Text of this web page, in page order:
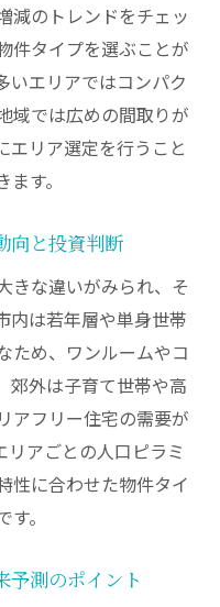
減のトレンドをチェッ
件タイプを選ぶことが
いエリアではコンパク
域では広めの間取りが
エリア選定を行うこと
す。
向と投資判断
きな違いがみられ、そ
内は若年層や単身世帯
ため、ワンルームやコ
郊外は子育て世帯や高
アフリー住宅の需要が
リアごとの人口ピラミ
性に合わせた物件タイ
。
予測のポイント